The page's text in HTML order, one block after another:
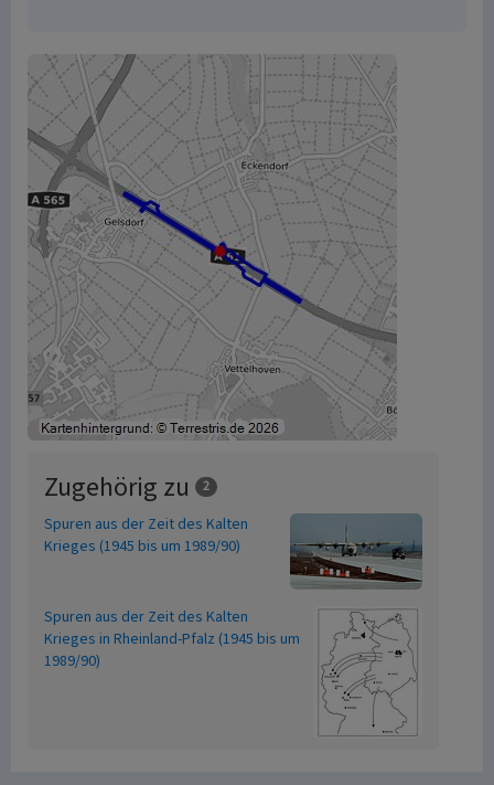
Zugehörig zu 2
Spuren aus der Zeit des Kalten
Krieges (1945 bis um 1989/90)
Spuren aus der Zeit des Kalten
Krieges in Rheinland-Pfalz (1945 bis um
1989/90)